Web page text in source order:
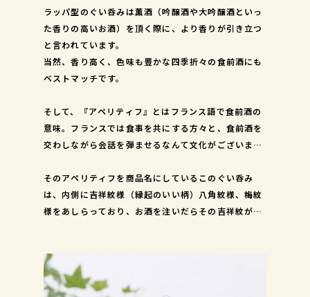
ラッパ型のぐい呑みは薫酒（吟醸酒や大吟醸酒といっ
た香りの高いお酒）を頂く際に、より香りが引き立つ
と言われています。
当然、香り高く、色味も豊かな四季折々の食前酒にも
ベストマッチです。
そして、『アペリティフ』とはフランス語で食前酒の
意味。フランスでは食事を共にする方々と、食前酒を
交わしながら会話を弾ませるなんて文化がございま
そのアペリティフを商品名にしているこのぐい呑み
は、内側に吉祥紋様（縁起のいい柄）八角紋様、梅紋
様をあしらっており、お酒を注いだらその吉祥紋が浮
模様が浮き立ちます。